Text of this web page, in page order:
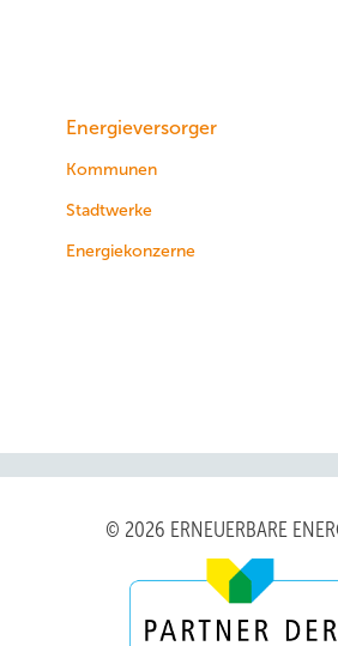
Energieversorger
Kommunen
Stadtwerke
Energiekonzerne
© 2026 ERNEUERBARE